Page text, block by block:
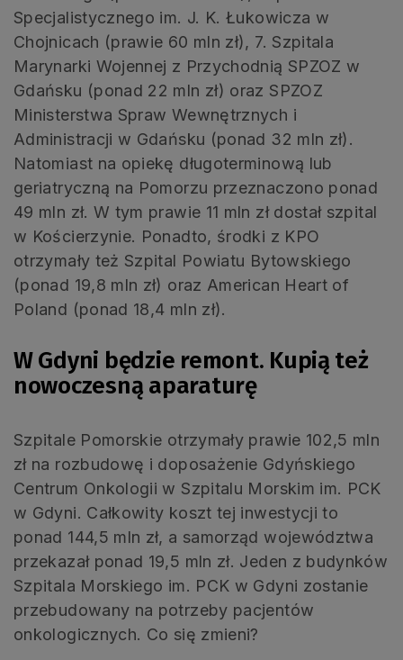
Specjalistycznego im. J. K. Łukowicza w
Chojnicach (prawie 60 mln zł), 7. Szpitala
Marynarki Wojennej z Przychodnią SPZOZ w
Gdańsku (ponad 22 mln zł) oraz SPZOZ
Ministerstwa Spraw Wewnętrznych i
Administracji w Gdańsku (ponad 32 mln zł).
Natomiast na opiekę długoterminową lub
geriatryczną na Pomorzu przeznaczono ponad
49 mln zł. W tym prawie 11 mln zł dostał szpital
w Kościerzynie. Ponadto, środki z KPO
otrzymały też Szpital Powiatu Bytowskiego
(ponad 19,8 mln zł) oraz American Heart of
Poland (ponad 18,4 mln zł).
W Gdyni będzie remont. Kupią też
nowoczesną aparaturę
Szpitale Pomorskie otrzymały prawie 102,5 mln
zł na rozbudowę i doposażenie Gdyńskiego
Centrum Onkologii w Szpitalu Morskim im. PCK
w Gdyni. Całkowity koszt tej inwestycji to
ponad 144,5 mln zł, a samorząd województwa
przekazał ponad 19,5 mln zł. Jeden z budynków
Szpitala Morskiego im. PCK w Gdyni zostanie
przebudowany na potrzeby pacjentów
onkologicznych. Co się zmieni?